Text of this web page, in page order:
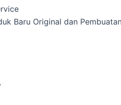
Baru Original dan